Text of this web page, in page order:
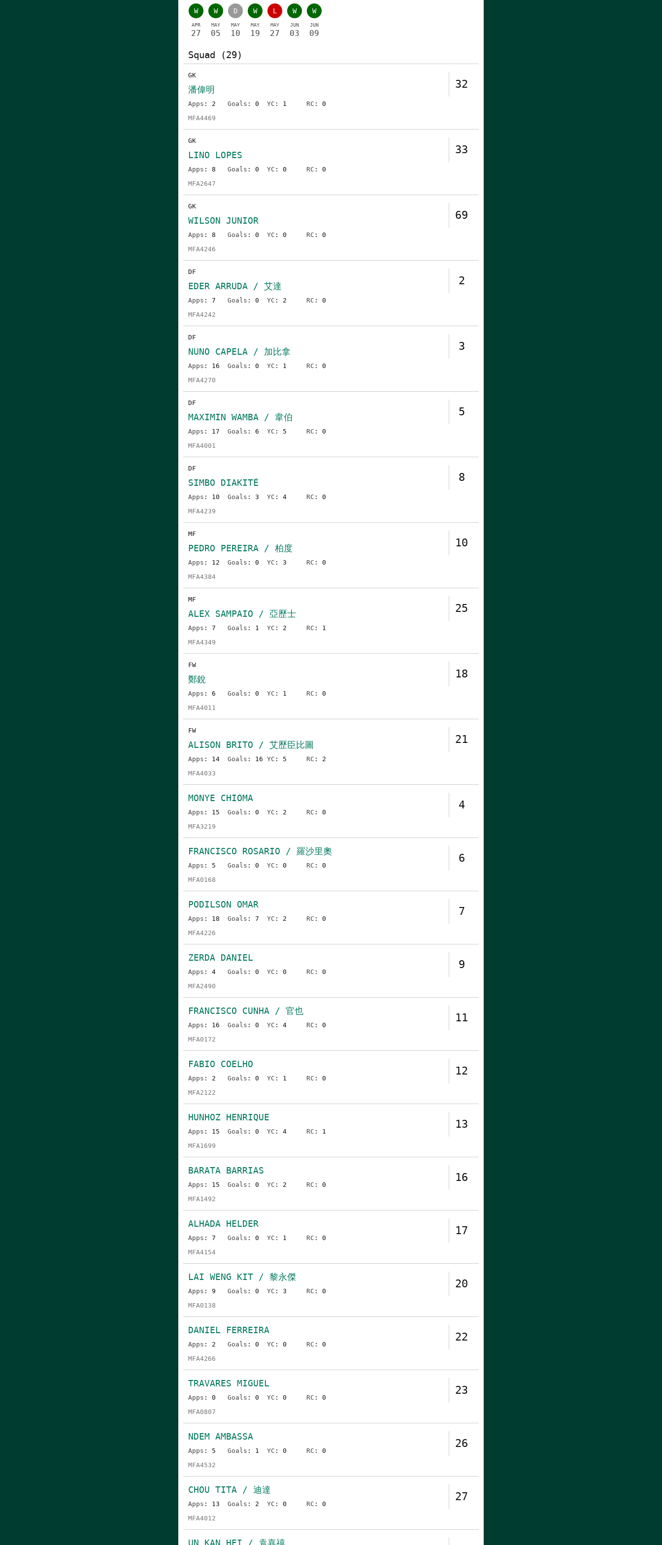
W
APR
27
W
MAY
05
D
MAY
10
W
MAY
19
L
MAY
27
W
JUN
03
W
JUN
09
Squad (29)
32
GK
潘偉明
Apps : 2 Goals : 0 YC : 1 RC : 0
MFA4469
33
GK
LINO LOPES
Apps : 8 Goals : 0 YC : 0 RC : 0
MFA2647
69
GK
WILSON JUNIOR
Apps : 8 Goals : 0 YC : 0 RC : 0
MFA4246
2
DF
EDER ARRUDA / 艾達
Apps : 7 Goals : 0 YC : 2 RC : 0
MFA4242
3
DF
NUNO CAPELA / 加比拿
Apps : 16 Goals : 0 YC : 1 RC : 0
MFA4270
5
DF
MAXIMIN WAMBA / 韋伯
Apps : 17 Goals : 6 YC : 5 RC : 0
MFA4001
8
DF
SIMBO DIAKITÉ
Apps : 10 Goals : 3 YC : 4 RC : 0
MFA4239
10
MF
PEDRO PEREIRA / 柏度
Apps : 12 Goals : 0 YC : 3 RC : 0
MFA4384
25
MF
ALEX SAMPAIO / 亞歷士
Apps : 7 Goals : 1 YC : 2 RC : 1
MFA4349
18
FW
鄭銳
Apps : 6 Goals : 0 YC : 1 RC : 0
MFA4011
21
FW
ALISON BRITO / 艾歷臣比圖
Apps : 14 Goals : 16 YC : 5 RC : 2
MFA4033
4
MONYE CHIOMA
Apps : 15 Goals : 0 YC : 2 RC : 0
MFA3219
6
FRANCISCO ROSARIO / 羅沙里奧
Apps : 5 Goals : 0 YC : 0 RC : 0
MFA0168
7
PODILSON OMAR
Apps : 18 Goals : 7 YC : 2 RC : 0
MFA4226
9
ZERDA DANIEL
Apps : 4 Goals : 0 YC : 0 RC : 0
MFA2490
11
FRANCISCO CUNHA / 官也
Apps : 16 Goals : 0 YC : 4 RC : 0
MFA0172
12
FABIO COELHO
Apps : 2 Goals : 0 YC : 1 RC : 0
MFA2122
13
HUNHOZ HENRIQUE
Apps : 15 Goals : 0 YC : 4 RC : 1
MFA1699
16
BARATA BARRIAS
Apps : 15 Goals : 0 YC : 2 RC : 0
MFA1492
17
ALHADA HELDER
Apps : 7 Goals : 0 YC : 1 RC : 0
MFA4154
20
LAI WENG KIT / 黎永傑
Apps : 9 Goals : 0 YC : 3 RC : 0
MFA0138
22
DANIEL FERREIRA
Apps : 2 Goals : 0 YC : 0 RC : 0
MFA4266
23
TRAVARES MIGUEL
Apps : 0 Goals : 0 YC : 0 RC : 0
MFA0807
26
NDEM AMBASSA
Apps : 5 Goals : 1 YC : 0 RC : 0
MFA4532
27
CHOU TITA / 迪達
Apps : 13 Goals : 2 YC : 0 RC : 0
MFA4012
UN KAN HEI / 袁嘉禧